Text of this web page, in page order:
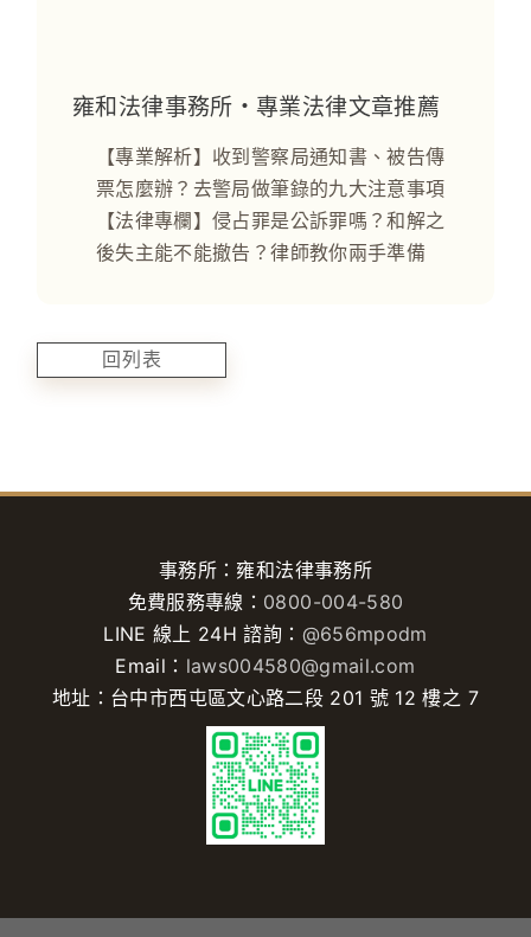
雍和法律事務所・專業法律文章推薦
【專業解析】收到警察局通知書、被告傳
票怎麼辦？去警局做筆錄的九大注意事項
【法律專欄】侵占罪是公訴罪嗎？和解之
後失主能不能撤告？律師教你兩手準備
回列表
事務所：雍和法律事務所
免費服務專線： 0800-004-580
LINE 線上 24H 諮詢： @656mpodm
Email： laws004580@gmail.com
地址：台中市西屯區文心路二段 201 號 12 樓之 7